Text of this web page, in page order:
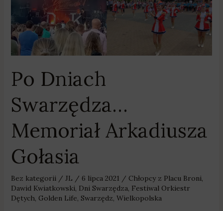
Po Dniach
Swarzędza…
Memoriał Arkadiusza
Gołasia
Bez kategorii / JL / 6 lipca 2021 / Chłopcy z Placu Broni
Dawid Kwiatkowski Dni Swarzędza Festiwal Orkiestr
Dętych Golden Life Swarzędz Wielkopolska
Swarzędza…
Memoriał
Arkadiusza
Gołasia